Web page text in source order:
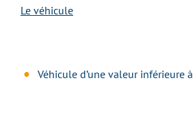
Le véhicule
Véhicule d’une valeur inférieure